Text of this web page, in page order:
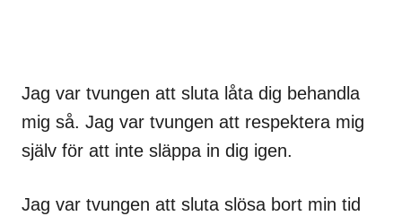
Jag var tvungen att sluta låta dig behandla
mig så. Jag var tvungen att respektera mig
själv för att inte släppa in dig igen.
Jag var tvungen att sluta slösa bort min tid